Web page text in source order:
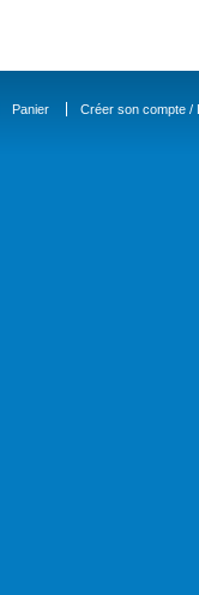
Panier Créer son compte /